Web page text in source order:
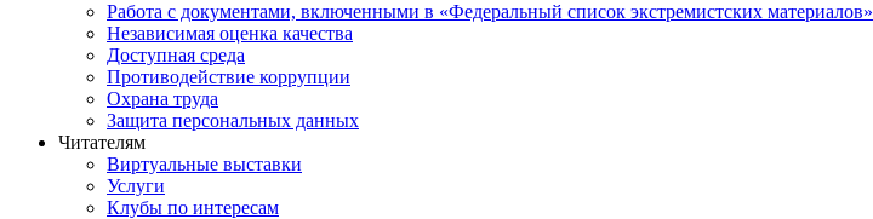
Работа с документами, включенными в «Федеральный список экстремистских материалов»
Независимая оценка качества
Доступная среда
Противодействие коррупции
Охрана труда
Защита персональных данных
Читателям
Виртуальные выставки
Услуги
Клубы по интересам